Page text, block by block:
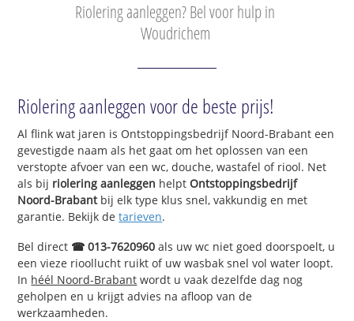
Riolering aanleggen? Bel voor hulp in
Woudrichem
Riolering aanleggen voor de beste prijs!
Al flink wat jaren is Ontstoppingsbedrijf Noord-Brabant een
gevestigde naam als het gaat om het oplossen van een
verstopte afvoer van een wc, douche, wastafel of riool. Net
als bij riolering aanleggen helptOntstoppingsbedrijf
Noord-Brabantbij elk type klus snel, vakkundig en met
garantie. Bekijk detarieven.
Bel direct ☎ 013-7620960 als uw wc niet goed doorspoelt, u
een vieze rioollucht ruikt of uw wasbak snel vol water loopt.
In héél Noord-Brabant wordt u vaak dezelfde dag nog
geholpen en u krijgt advies na afloop van de
werkzaamheden.